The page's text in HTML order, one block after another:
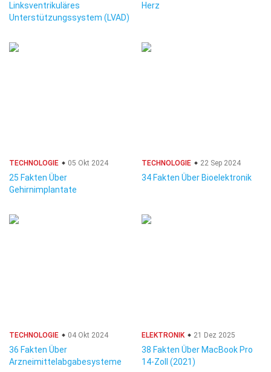
Linksventrikuläres
Unterstützungssystem (LVAD)
Herz
TECHNOLOGIE 05 Okt 2024
25 Fakten Über
Gehirnimplantate
TECHNOLOGIE 22 Sep 2024
34 Fakten Über Bioelektronik
TECHNOLOGIE 04 Okt 2024
36 Fakten Über
Arzneimittelabgabesysteme
ELEKTRONIK 21 Dez 2025
38 Fakten Über MacBook Pro
14-Zoll (2021)